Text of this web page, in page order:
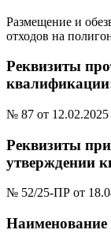
Размещение и
отходов на
Реквизиты
№ 87 от 12.02.2025
Реквизиты
утверждении
№ 52/25-ПР от
Наименование